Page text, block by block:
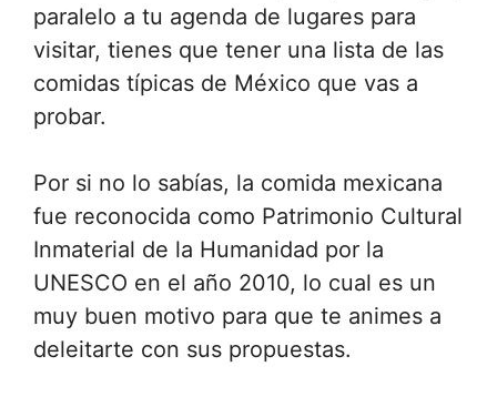
paralelo a tu agenda de lugares para
visitar, tienes que tener una lista de las
comidas típicas de México que vas a
probar.
Por si no lo sabías, la comida mexicana
fue reconocida como Patrimonio Cultural
Inmaterial de la Humanidad por la
UNESCO en el año 2010, lo cual es un
muy buen motivo para que te animes a
deleitarte con sus propuestas.